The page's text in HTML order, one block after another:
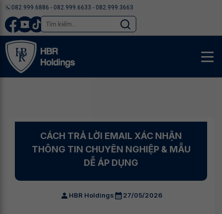
082.999.6886 - 082.999.6633 - 082.999.3663
CÁCH TRẢ LỜI EMAIL XÁC NHẬN
THÔNG TIN CHUYÊN NGHIỆP & MẪU
DỄ ÁP DỤNG
HBR Holdings 27/05/2026